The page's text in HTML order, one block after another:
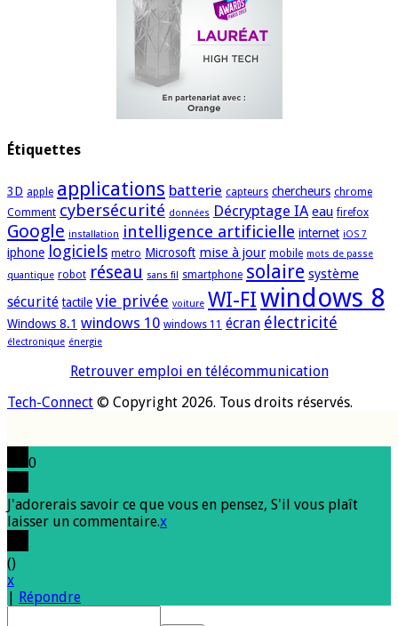
Étiquettes
3D apple applications batterie capteurs chercheurs chrome
Comment cybersécurité données Décryptage IA eau firefox
Google installation intelligence artificielle internet iOS 7
iphone logiciels metro Microsoft mise à jour mobile mots de passe
quantique robot réseau sans fil smartphone solaire système
sécurité tactile vie privée voiture WI-FIwindows 8
Windows 8.1 windows 10 windows 11 écran électricité
électronique énergie
Retrouver emploi en télécommunication
Tech-Connect © Copyright 2026. Tous droits réservés.
0
J'adorerais savoir ce que vous en pensez, S'il vous plaît
laisser un commentaire.x
()
x
| Répondre